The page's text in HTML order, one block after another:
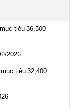
tiêu 36,500
2026
tiêu 32,400